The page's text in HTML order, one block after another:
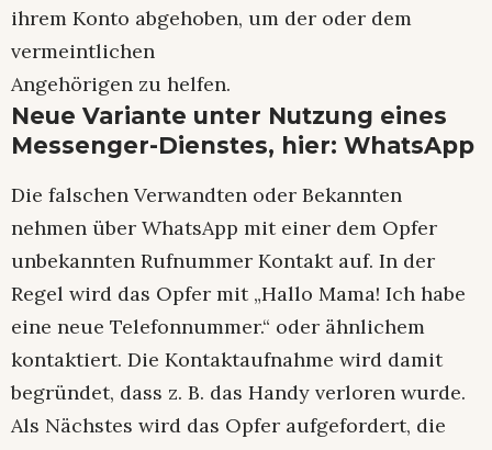
ihrem Konto abgehoben, um der oder dem
vermeintlichen
Angehörigen zu helfen.
Neue Variante unter Nutzung eines
Messenger-Dienstes, hier: WhatsApp
Die falschen Verwandten oder Bekannten
nehmen über WhatsApp mit einer dem Opfer
unbekannten Rufnummer Kontakt auf. In der
Regel wird das Opfer mit „Hallo Mama! Ich habe
eine neue Telefonnummer.“ oder ähnlichem
kontaktiert. Die Kontaktaufnahme wird damit
begründet, dass z. B. das Handy verloren wurde.
Als Nächstes wird das Opfer aufgefordert, die